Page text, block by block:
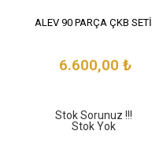
ALEV 90 PARÇA ÇKB SETİ
6.600,00 ₺
Stok Sorunuz !!!
Stok Yok